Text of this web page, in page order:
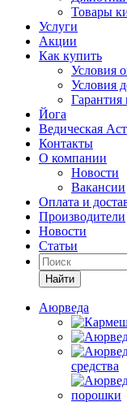
Товары
Услуги
Акции
Как купить
Условия
Условия
Гарантия
Йога
Ведическая
Контакты
О компании
Новости
Вакансии
Оплата и
Производители
Новости
Статьи
Найти
Аюрведа
средства